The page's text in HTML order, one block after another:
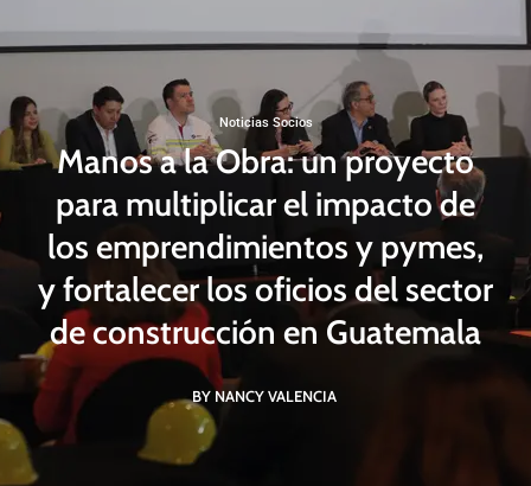
Noticias Socios
Manos a la Obra: un proyecto
para multiplicar el impacto de
los emprendimientos y pymes,
y fortalecer los oficios del sector
de construcción en Guatemala
BY NANCY VALENCIA